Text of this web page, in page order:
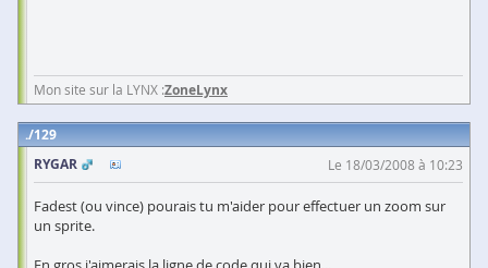
Mon site sur la LYNX :ZoneLynx
129
RYGAR
Le 18/03/2008 à 10:23
Fadest (ou vince) pourais tu m'aider pour effectuer un zoom sur
un sprite.